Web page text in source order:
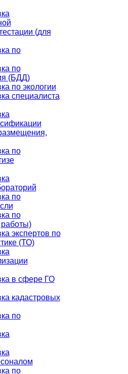
(для
по
по
(БДД)
по экологии
специалиста
по
по
по
экспертов по
(ТО)
в сфере ГО
кадастровых
по
по